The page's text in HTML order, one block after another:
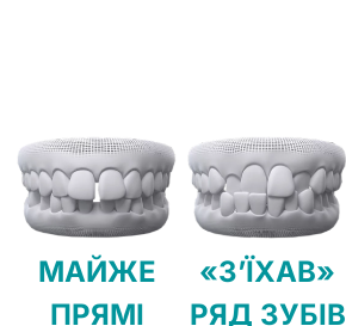
МАЙЖЕ
ПРЯМІ
«З’ЇХАВ»
РЯД ЗУБІВ